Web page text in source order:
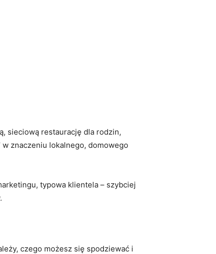
sieciową restaurację dla rodzin,
znaczeniu lokalnego, domowego
typowa klientela – szybciej
czego możesz się spodziewać i